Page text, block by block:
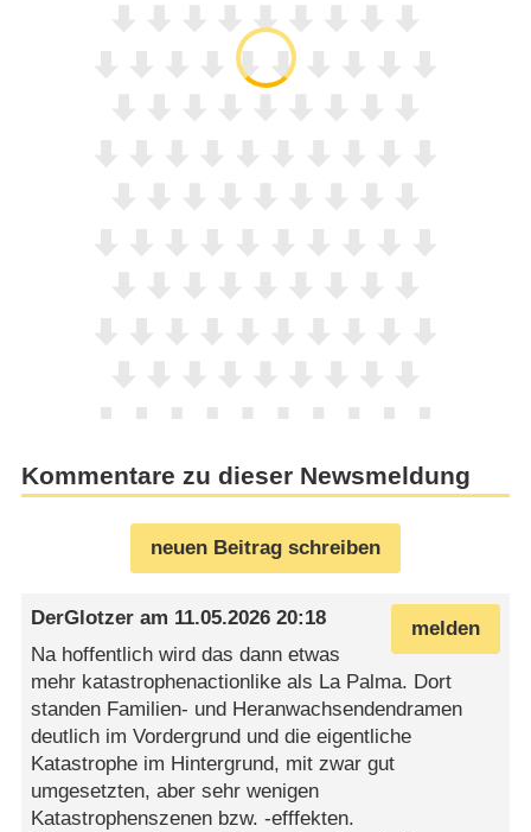
Kommentare zu dieser Newsmeldung
neuen Beitrag schreiben
melden
DerGlotzer am 11.05.2026 20:18
Na hoffentlich wird das dann etwas
mehr katastrophenactionlike als La Palma. Dort
standen Familien- und Heranwachsendendramen
deutlich im Vordergrund und die eigentliche
Katastrophe im Hintergrund, mit zwar gut
umgesetzten, aber sehr wenigen
Katastrophenszenen bzw. -efffekten.